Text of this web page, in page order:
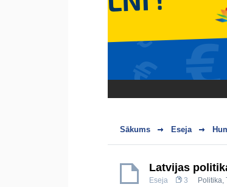
Sākums Eseja
Latvijas
Eseja 3 Politika,